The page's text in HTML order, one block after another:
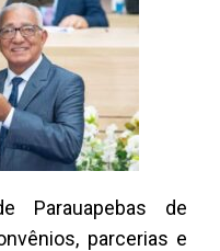
Parauapebas de
parcerias e